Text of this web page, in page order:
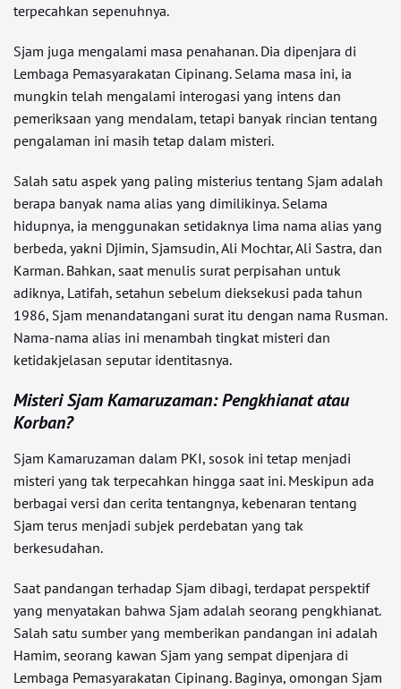
terpecahkan sepenuhnya.
Sjam juga mengalami masa penahanan. Dia dipenjara di
Lembaga Pemasyarakatan Cipinang. Selama masa ini, ia
mungkin telah mengalami interogasi yang intens dan
pemeriksaan yang mendalam, tetapi banyak rincian tentang
pengalaman ini masih tetap dalam misteri.
Salah satu aspek yang paling misterius tentang Sjam adalah
berapa banyak nama alias yang dimilikinya. Selama
hidupnya, ia menggunakan setidaknya lima nama alias yang
berbeda, yakni Djimin, Sjamsudin, Ali Mochtar, Ali Sastra, dan
Karman. Bahkan, saat menulis surat perpisahan untuk
adiknya, Latifah, setahun sebelum dieksekusi pada tahun
1986, Sjam menandatangani surat itu dengan nama Rusman.
Nama-nama alias ini menambah tingkat misteri dan
ketidakjelasan seputar identitasnya.
Misteri Sjam Kamaruzaman: Pengkhianat atau
Korban?
Sjam Kamaruzaman dalam PKI, sosok ini tetap menjadi
misteri yang tak terpecahkan hingga saat ini. Meskipun ada
berbagai versi dan cerita tentangnya, kebenaran tentang
Sjam terus menjadi subjek perdebatan yang tak
berkesudahan.
Saat pandangan terhadap Sjam dibagi, terdapat perspektif
yang menyatakan bahwa Sjam adalah seorang pengkhianat.
Salah satu sumber yang memberikan pandangan ini adalah
Hamim, seorang kawan Sjam yang sempat dipenjara di
Lembaga Pemasyarakatan Cipinang. Baginya, omongan Sjam